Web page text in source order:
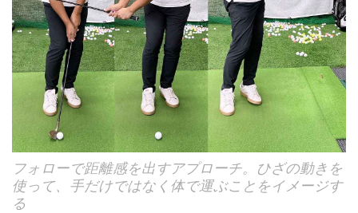
フォローで距離感を出すアプローチ。ひざの動きを
使って、手だけではなく体で運ぶことをイメージす
る